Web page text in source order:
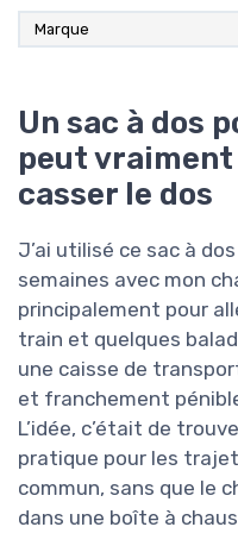
Marque
Un sac à dos
peut
casser le dos
J’ai utilisé ce sac à
semaines avec mon
principalement pour
train et quelques
une caisse de
et franchement
L’idée, c’était de
pratique pour les
commun, sans que le
dans une boîte à